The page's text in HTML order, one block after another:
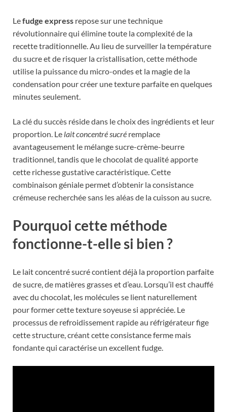
Lefudge express repose sur une technique
révolutionnaire qui élimine toute la complexité de la
recette traditionnelle. Au lieu de surveiller la température
du sucre et de risquer la cristallisation, cette méthode
utilise la puissance du micro-ondes et la magie de la
condensation pour créer une texture parfaite en quelques
minutes seulement.
La clé du succès réside dans le choix des ingrédients et leur
proportion. Le lait concentré sucré remplace
avantageusement le mélange sucre-crème-beurre
traditionnel, tandis que le chocolat de qualité apporte
cette richesse gustative caractéristique. Cette
combinaison géniale permet d’obtenir la consistance
crémeuse recherchée sans les aléas de la cuisson au sucre.
Pourquoi cette méthode
fonctionne-t-elle si bien ?
Le lait concentré sucré contient déjà la proportion parfaite
de sucre, de matières grasses et d’eau. Lorsqu’il est chauffé
avec du chocolat, les molécules se lient naturellement
pour former cette texture soyeuse si appréciée. Le
processus de refroidissement rapide au réfrigérateur fige
cette structure, créant cette consistance ferme mais
fondante qui caractérise un excellent fudge.